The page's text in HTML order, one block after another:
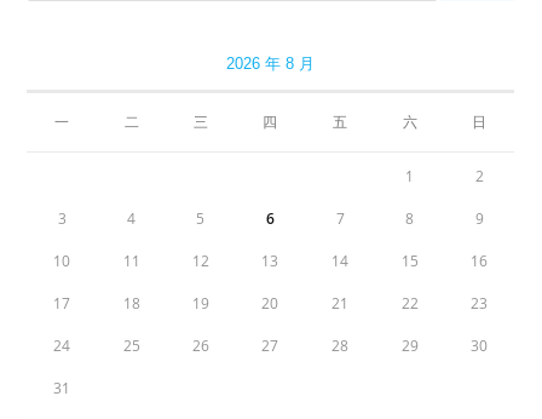
2026 年 8 月
一 二 三 四 五 六 日
1 2
3 4 5 6 7 8 9
10 11 12 13 14 15 16
17 18 19 20 21 22 23
24 25 26 27 28 29 30
31